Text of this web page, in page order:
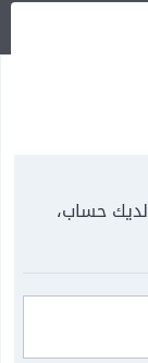
حساب،